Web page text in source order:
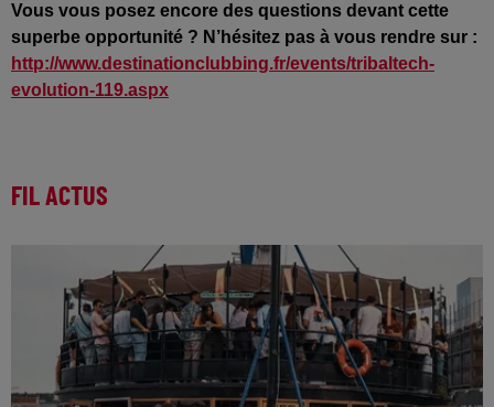
Vous vous posez encore des questions devant cette
superbe opportunité ? N’hésitez pas à vous rendre sur :
http://www.destinationclubbing.fr/events/tribaltech-
evolution-119.aspx
FIL ACTUS